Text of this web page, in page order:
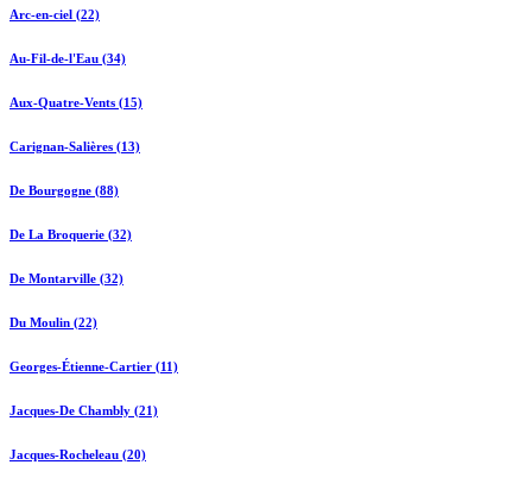
Arc-en-ciel (22)
Au-Fil-de-l'Eau (34)
Aux-Quatre-Vents (15)
Carignan-Salières (13)
De Bourgogne (88)
De La Broquerie (32)
De Montarville (32)
Du Moulin (22)
Georges-Étienne-Cartier (11)
Jacques-De Chambly (21)
Jacques-Rocheleau (20)